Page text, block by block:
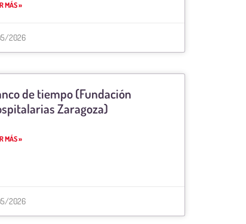
MÁS »
2026
de tiempo (Fundación
Zaragoza)
MÁS »
2026